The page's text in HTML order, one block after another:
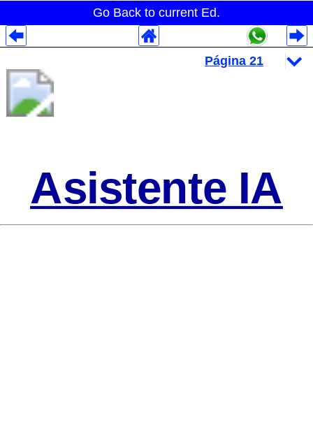
Go Back to current Ed.
Asistente IA
Despliegues Analytics
Despliegues Totales
Despliegues por Rubros